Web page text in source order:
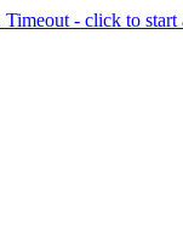
- click to start